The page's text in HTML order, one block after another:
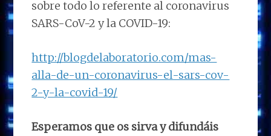
sobre todo lo referente al coronavirus
SARS-CoV-2 y la COVID-19:
http://blogdelaboratorio.com/mas-
alla-de-un-coronavirus-el-sars-cov-
2-y-la-covid-19/
Esperamos que os sirva y difundáis